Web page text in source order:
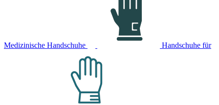
Medizinische Handschuhe Handschuhe für